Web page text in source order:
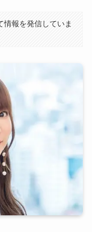
情報を発信していま